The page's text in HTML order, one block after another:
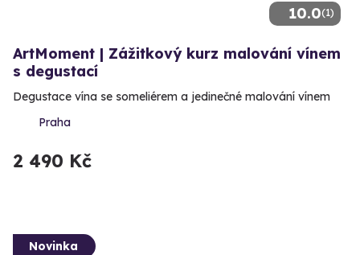
10.0(1)
ArtMoment | Zážitkový kurz malování vínem
s degustací
Degustace vína se someliérem a jedinečné malování vínem
Praha
2 490 Kč
Novinka